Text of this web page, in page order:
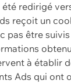
redirigé
reçoit un
pas être
à établir
Ads qui ont